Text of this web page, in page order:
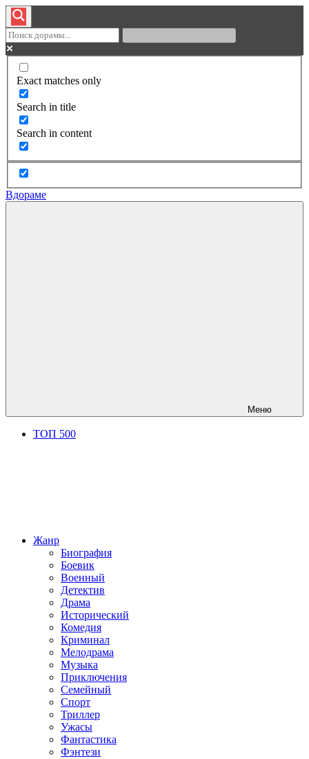
Exact matches only
Search in title
Search in content
Вдораме
Меню
ТОП 500
Жанр
Биография
Боевик
Военный
Детектив
Драма
Исторический
Комедия
Криминал
Мелодрама
Музыка
Приключения
Семейный
Спорт
Триллер
Ужасы
Фантастика
Фэнтези